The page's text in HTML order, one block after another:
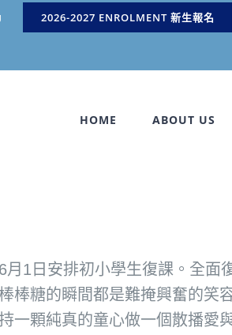
2026-2027 ENROLMENT 新生報名
HOME ABOUT US
1日安排初小學生復課。全
棒糖的瞬間都是難掩興奮的
一顆純真的童心做一個散播愛